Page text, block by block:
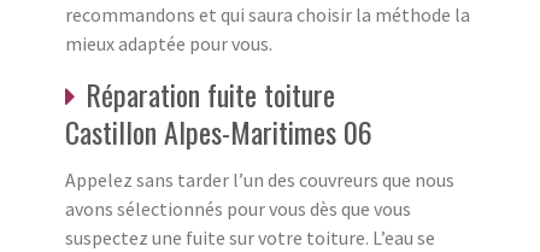
recommandons et qui saura choisir la méthode la
mieux adaptée pour vous.
Réparation fuite toiture
Castillon Alpes-Maritimes 06
Appelez sans tarder l’un des couvreurs que nous
avons sélectionnés pour vous dès que vous
suspectez une fuite sur votre toiture. L’eau se